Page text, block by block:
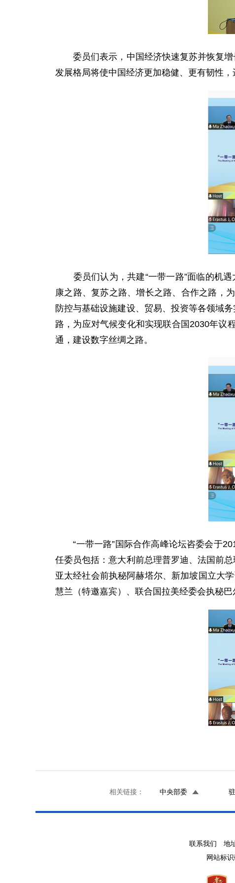
委员们表示，中国经济快速复苏并恢复增
发展格局将使中国经济更加稳健、更有韧性
委员们认为，共建“一带一路”面临的机遇
康之路、复苏之路、增长之路、合作之路，
防控与基础设施建设、贸易、投资等各领域
路，为应对气候变化和实现联合国2030年议
通，建设数字丝绸之路。
“一带一路”国际合作高峰论坛咨委会于
任委员包括：意大利前总理普罗迪、法国前
亚太经社会前执秘阿赫塔尔、新加坡国立大
慧兰（特邀嘉宾）、联合国拉美经委会执秘
相关链接： 中央部委
联系我们 地
网站标